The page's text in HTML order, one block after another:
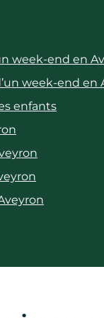
week-end en
week-end en
enfants